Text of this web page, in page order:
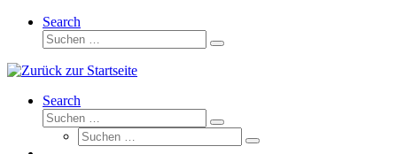
Search
Suche
Suchen …
Search
Suche
Suchen …
Suche
Suchen …